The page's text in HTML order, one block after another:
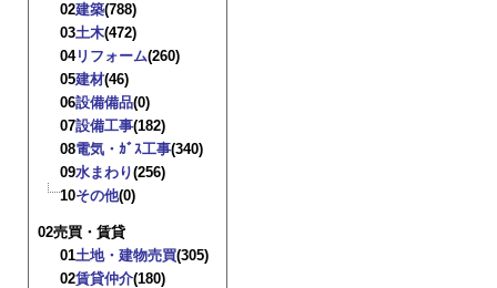
02建築(788)
03土木(472)
04リフォーム(260)
05建材(46)
06設備備品(0)
07設備工事(182)
08電気・ｶﾞｽ工事(340)
09水まわり(256)
10その他(0)
02売買・賃貸
01土地・建物売買(305)
02賃貸仲介(180)